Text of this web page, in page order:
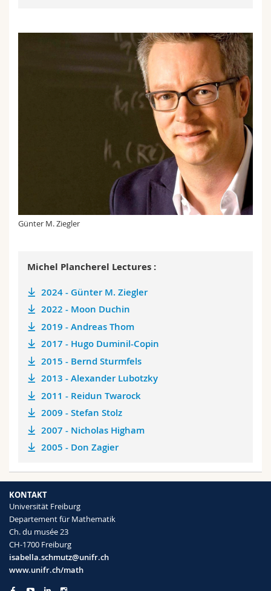
Günter M. Ziegler
Michel Plancherel Lectures :
2024 - Günter M. Ziegler
2022 - Moon Duchin
2019 - Andreas Thom
2017 - Hugo Duminil-Copin
2015 - Bernd Sturmfels
2013 - Alexander Lubotzky
2011 - Reidun Twarock
2009 - Stefan Stolz
2007 - Nicholas Higham
2005 - Don Zagier
KONTAKT
Universität Freiburg
Departement für Mathematik
Ch. du musée 23
CH-1700 Freiburg
isabella.schmutz@unifr.ch
www.unifr.ch/math